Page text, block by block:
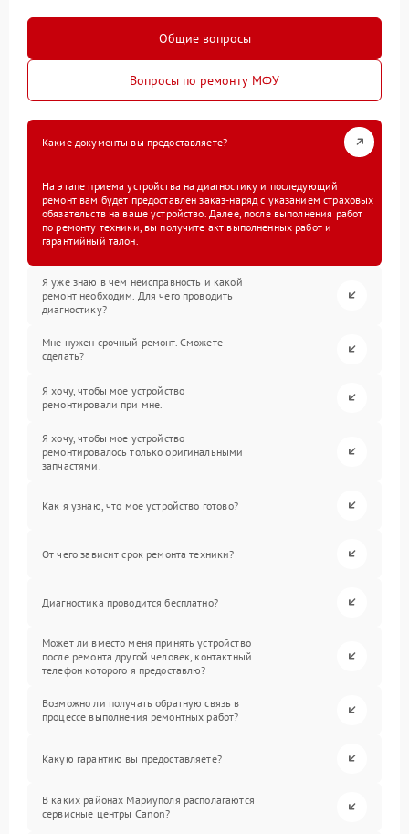
Общие вопросы
Вопросы по ремонту МФУ
Какие документы вы предоставляете?
На этапе приема устройства на диагностику и последующий
ремонт вам будет предоставлен заказ-наряд с указанием страховых
обязательств на ваше устройство. Далее, после выполнения работ
по ремонту техники, вы получите акт выполненных работ и
гарантийный талон.
Я уже знаю в чем неисправность и какой
ремонт необходим. Для чего проводить
диагностику?
Мне нужен срочный ремонт. Сможете
сделать?
Я хочу, чтобы мое устройство
ремонтировали при мне.
Я хочу, чтобы мое устройство
ремонтировалось только оригинальными
запчастями.
Как я узнаю, что мое устройство готово?
От чего зависит срок ремонта техники?
Диагностика проводится бесплатно?
Может ли вместо меня принять устройство
после ремонта другой человек, контактный
телефон которого я предоставлю?
Возможно ли получать обратную связь в
процессе выполнения ремонтных работ?
Какую гарантию вы предоставляете?
В каких районах Мариуполя располагаются
сервисные центры Canon?